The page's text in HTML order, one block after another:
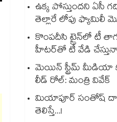
ఉక్క పోస్తుందని ఏసీ
తెల్లారే లోపు ఫ్యామిలీ
కొంపదీసి ట్రైన్⁬లో టీ
హీటర్⁭⁭తో టీ వేడి
మెయిన్ స్ట్రీమ్
లీడ్ రోల్: మంత్రి వివేక్
మియాపూర్ సంతోష్
తెలిస్తే...!